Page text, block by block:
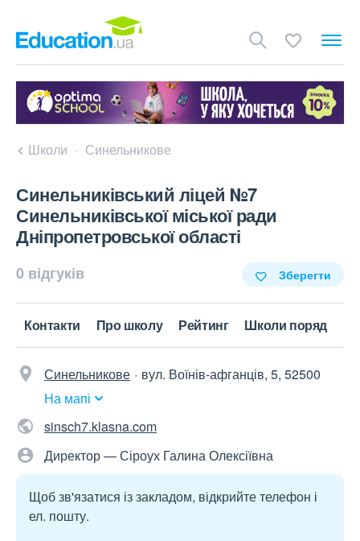
Школи Синельникове
Синельниківський ліцей №7
Синельниківської міської ради
Дніпропетровської області
0 відгуків Зберегти
Контакти Про школу Рейтинг Школи поряд
Синельникове
вул. Воїнів-афганців, 5, 52500
На мапі
sinsch7.klasna.com
Директор — Сіроух Галина Олексіївна
Щоб зв'язатися із закладом, відкрийте телефон і
ел. пошту.